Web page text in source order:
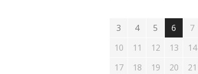
3
4 5 6 7
10
11 12 13 14
17
18 19 20 21